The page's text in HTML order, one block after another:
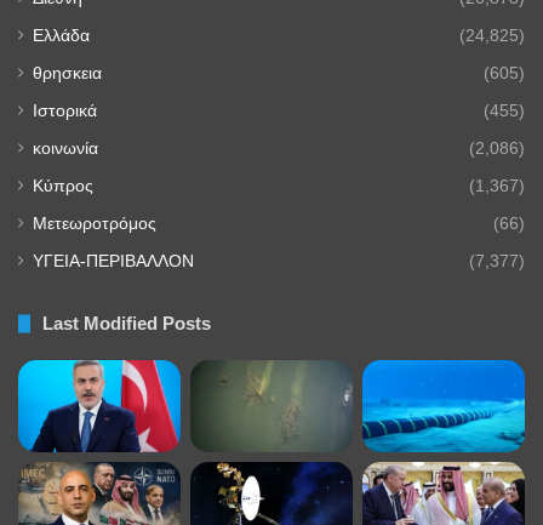
Ελλάδα (24,825)
θρησκεια (605)
Ιστορικά (455)
κοινωνία (2,086)
Κύπρος (1,367)
Μετεωροτρόμος (66)
ΥΓΕΙΑ-ΠΕΡΙΒΑΛΛΟΝ (7,377)
Last Modified Posts